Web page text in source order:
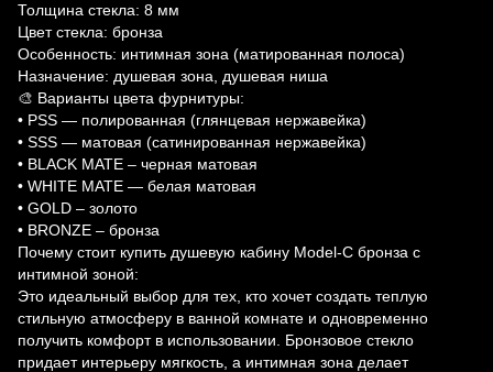
Толщина стекла: 8 мм
Цвет стекла: бронза
Особенность: интимная зона (матированная полоса)
Назначение: душевая зона, душевая ниша
🎨 Варианты цвета фурнитуры:
• PSS — полированная (глянцевая нержавейка)
• SSS — матовая (сатинированная нержавейка)
• BLACK MATE – черная матовая
• WHITE MATE — белая матовая
• GOLD – золото
• BRONZE – бронза
Почему стоит купить душевую кабину Model-C бронза с
интимной зоной:
Это идеальный выбор для тех, кто хочет создать теплую
стильную атмосферу в ванной комнате и одновременно
получить комфорт в использовании. Бронзовое стекло
придает интерьеру мягкость, а интимная зона делает